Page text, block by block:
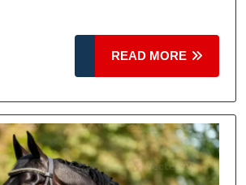
Vandaag
READ MORE
MORE